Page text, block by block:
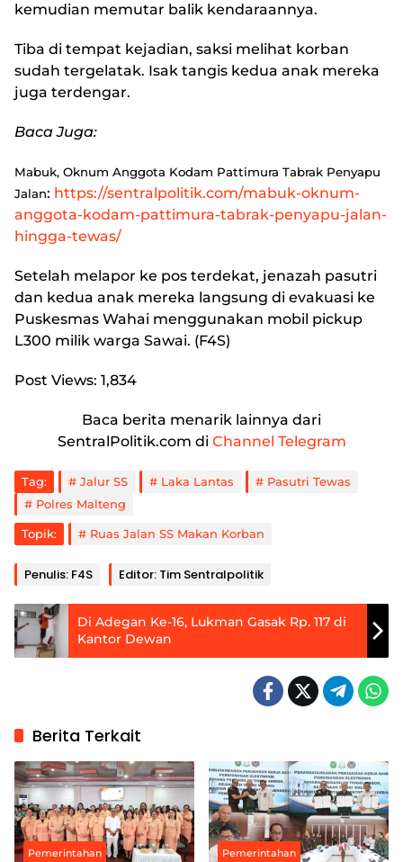
kemudian memutar balik kendaraannya.
Tiba di tempat kejadian, saksi melihat korban
sudah tergelatak. Isak tangis kedua anak mereka
juga terdengar.
Baca Juga:
Mabuk, Oknum Anggota Kodam Pattimura Tabrak Penyapu
Jalan: https://sentralpolitik.com/mabuk-oknum-
anggota-kodam-pattimura-tabrak-penyapu-jalan-
hingga-tewas/
Setelah melapor ke pos terdekat, jenazah pasutri
dan kedua anak mereka langsung di evakuasi ke
Puskesmas Wahai menggunakan mobil pickup
L300 milik warga Sawai. (F4S)
Post Views: 1,834
Baca berita menarik lainnya dari
SentralPolitik.com di Channel Telegram
Tag: Jalur SS Laka Lantas
Pasutri Tewas
Polres Malteng
Topik: Ruas Jalan SS Makan Korban
Penulis: F4S Editor: Tim Sentralpolitik
Di Adegan Ke-16, Lukman Gasak Rp. 117 di
Kantor Dewan
Berita Terkait
Pemerintahan Pemerintahan